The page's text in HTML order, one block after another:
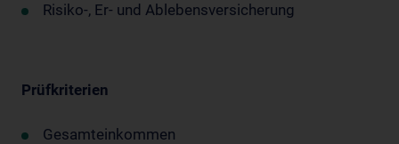
Risiko-, Er- und Ablebensversicherung
Prüfkriterien
Gesamteinkommen